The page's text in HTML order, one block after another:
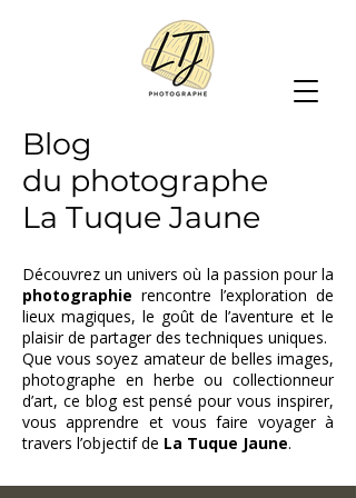
Blog
du photographe
La Tuque Jaune
Découvrez un univers où la passion pour la
photographie rencontre l’exploration de
lieux magiques, le goût de l’aventure et le
plaisir de partager des techniques uniques.
Que vous soyez amateur de belles images,
photographe en herbe ou collectionneur
d’art, ce blog est pensé pour vous inspirer,
vous apprendre et vous faire voyager à
travers l’objectif de La Tuque Jaune.